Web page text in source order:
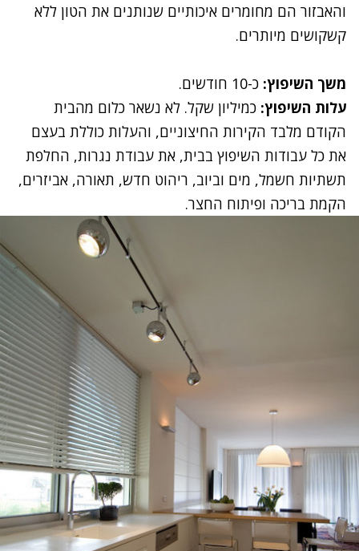
והאבזור הם מחומרים איכותיים שנותנים את הטון ללא
קשקושים מיותרים.
משך השיפוץ: כ-10 חודשים.
עלות השיפוץ: כמיליון שקל. לא נשאר כלום מהבית
הקודם מלבד הקירות החיצוניים, והעלות כוללת בעצם
את כל עבודות השיפוץ בבית, את עבודת נגרות, החלפת
תשתיות חשמל, מים וביוב, ריהוט חדש, תאורה, אביזרים,
הקמת בריכה ופיתוח החצר.